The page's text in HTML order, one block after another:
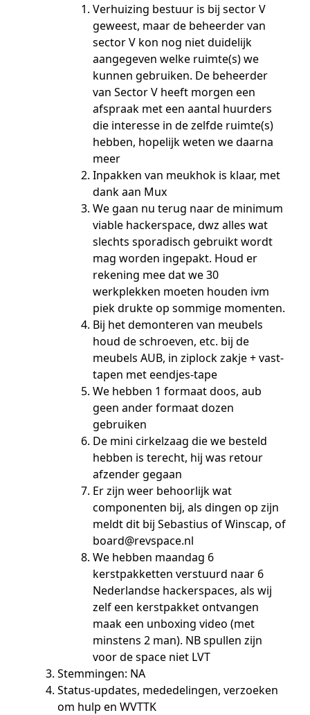
Verhuizing bestuur is bij sector V
geweest, maar de beheerder van
sector V kon nog niet duidelijk
aangegeven welke ruimte(s) we
kunnen gebruiken. De beheerder
van Sector V heeft morgen een
afspraak met een aantal huurders
die interesse in de zelfde ruimte(s)
hebben, hopelijk weten we daarna
meer
Inpakken van meukhok is klaar, met
dank aan Mux
We gaan nu terug naar de minimum
viable hackerspace, dwz alles wat
slechts sporadisch gebruikt wordt
mag worden ingepakt. Houd er
rekening mee dat we 30
werkplekken moeten houden ivm
piek drukte op sommige momenten.
Bij het demonteren van meubels
houd de schroeven, etc. bij de
meubels AUB, in ziplock zakje + vast-
tapen met eendjes-tape
We hebben 1 formaat doos, aub
geen ander formaat dozen
gebruiken
De mini cirkelzaag die we besteld
hebben is terecht, hij was retour
afzender gegaan
Er zijn weer behoorlijk wat
componenten bij, als dingen op zijn
meldt dit bij Sebastius of Winscap, of
board@revspace.nl
We hebben maandag 6
kerstpakketten verstuurd naar 6
Nederlandse hackerspaces, als wij
zelf een kerstpakket ontvangen
maak een unboxing video (met
minstens 2 man). NB spullen zijn
voor de space niet LVT
Stemmingen: NA
Status-updates, mededelingen, verzoeken
om hulp en WVTTK